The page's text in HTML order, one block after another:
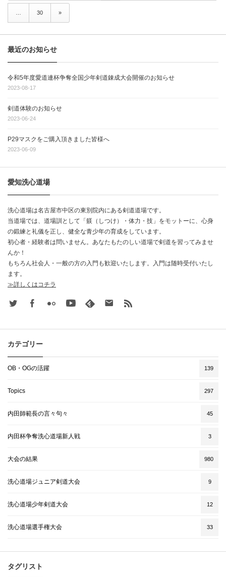
30 »
最近のお知らせ
令和5年度愛道連杯争奪全国少年剣道錬成大会開催のお知らせ
2023-08-17
剣道体験のお知らせ
2023-06-24
P29マスクをご購入頂きました皆様へ
2023-06-09
愛知洗心道場
洗心道場は名古屋市中区の東別院内にある剣道道場です。
当道場では、道場訓として「躾（しつけ）・体力・技」をモットーに、心身
の鍛練と礼儀を正し、健全な青少年の育成をしています。
初心者・経験者は問いません。あなたもたのしい道場で剣道を習ってみませ
んか！
もちろん社会人・一般の方の入門も歓迎いたします。入門は随時受付いたし
ます。
≫詳しくはコチラ
Twitter FacebookFlickr Youtube feedly Contact
カテゴリー
OB・OGの活躍 139
Topics 297
内田師範長の言々句々 45
内田杯争奪洗心道場新人戦 3
大会の結果 980
洗心道場ジュニア剣道大会 9
洗心道場少年剣道大会 12
洗心道場選手権大会 33
タグリスト